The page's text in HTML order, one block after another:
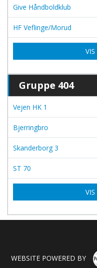
Give Håndboldklub
HF Veflinge/Morud
Gruppe 404
Vejen HK 1
Bjerringbro
Skanderborg 3
ST 70
WEBSITE POWERED BY